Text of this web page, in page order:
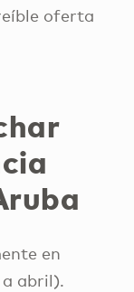
oferta
en
abril).